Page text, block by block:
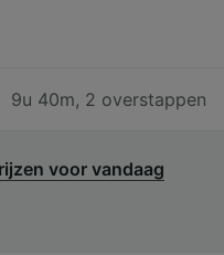
9u 40m, 2 overstappen
voor vandaag